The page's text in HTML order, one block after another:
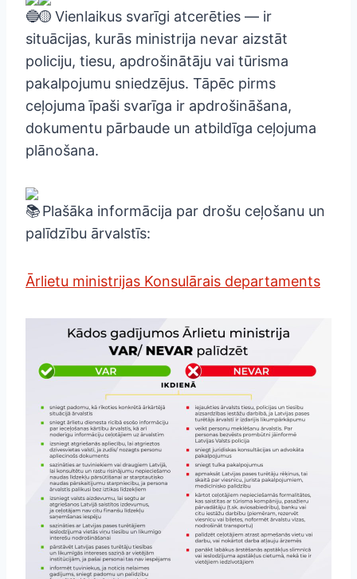
Vienlaikus svarīgi atcerēties — ir
situācijas, kurās ministrija nevar aizstāt
policiju, tiesu, apdrošinātāju vai tūrisma
pakalpojumu sniedzējus. Tāpēc pirms
ceļojuma īpaši svarīga ir apdrošināšana,
dokumentu pārbaude un atbildīga ceļojuma
plānošana.
Plašāka informācija par drošu ceļošanu un
palīdzību ārvalstīs:
Ārlietu ministrijas Konsulārais departaments